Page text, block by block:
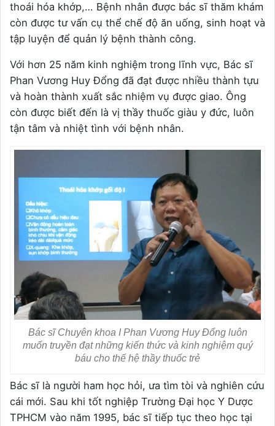
thoái hóa khớp,… Bệnh nhân được bác sĩ thăm khám
còn được tư vấn cụ thể chế độ ăn uống, sinh hoạt và
tập luyện để quản lý bệnh thành công.
Với hơn 25 năm kinh nghiệm trong lĩnh vực, Bác sĩ
Phan Vương Huy Đổng đã đạt được nhiều thành tựu
và hoàn thành xuất sắc nhiệm vụ được giao. Ông
còn được biết đến là vị thầy thuốc giàu y đức, luôn
tận tâm và nhiệt tình với bệnh nhân.
Bác sĩ Chuyên khoa I Phan Vương Huy Đổng luôn
muốn truyền đạt những kiến thức và kinh nghiệm quý
báu cho thế hệ thầy thuốc trẻ
Bác sĩ là người ham học hỏi, ưa tìm tòi và nghiên cứu
cái mới. Sau khi tốt nghiệp Trường Đại học Y Dược
TPHCM vào năm 1995, bác sĩ tiếp tục theo học tại